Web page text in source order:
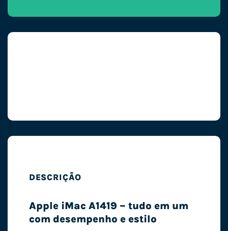
DESCRIÇÃO
Apple iMac A1419 – tudo em um
com desempenho e estilo